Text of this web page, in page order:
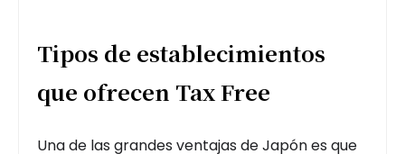
Tipos de establecimientos
que ofrecen Tax Free
Una de las grandes ventajas de Japón es que